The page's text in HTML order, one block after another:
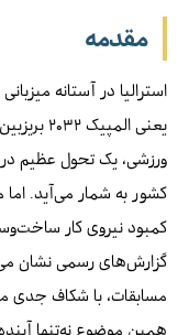
مقدمه
استرالیا در آستانه
یعنی
ورزشی، یک تحول عظیم
کشور به شمار می‌آید. اما
کمبود نیروی کار ساخت‌وساز در
گزارش‌های رسمی نشان
مسابقات، با شکاف جدی
همین موضوع نه‌تنها آینده